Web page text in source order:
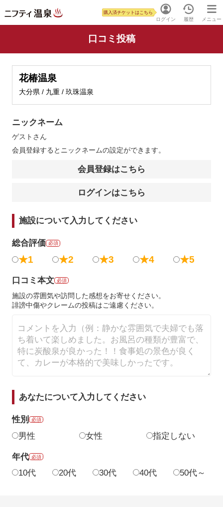
ログイン
購入済チケットはこちら
履歴 メニュー
口コミ投稿
花椿温泉
大分県 / 九重 / 玖珠温泉
ニックネーム
ゲスト さん
会員登録するとニックネームの設定ができます。
会員登録はこちら
ログインはこちら
施設について入力してください
総合評価 必須
★1 ★2 ★3 ★4 ★5
口コミ本文 必須
施設の雰囲気や訪問した感想をお寄せください。
誹謗中傷やクレームの投稿はご遠慮ください。
あなたについて入力してください
性別 必須
男性 女性 指定しない
年代 必須
10代 20代 30代 40代 50代～